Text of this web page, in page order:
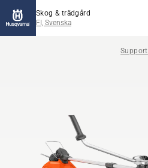
Skog & trädgård
FI, Svenska
Support